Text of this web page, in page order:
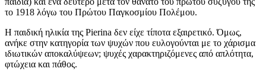
το 1918 λόγω του Πρώτου Παγκοσμίου Πολέμου.
Η παιδική ηλικία της Pierina δεν είχε τίποτα εξαιρετικό. Όμως,
ανήκε στην κατηγορία των ψυχών που ευλογούνται με το χάρισμα
ιδιωτικών αποκαλύψεων; ψυχές χαρακτηριζόμενες από απλότητα,
φτώχεια και πάθος.